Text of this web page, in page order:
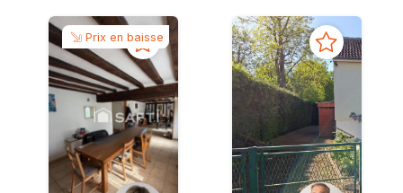
Prix en baisse